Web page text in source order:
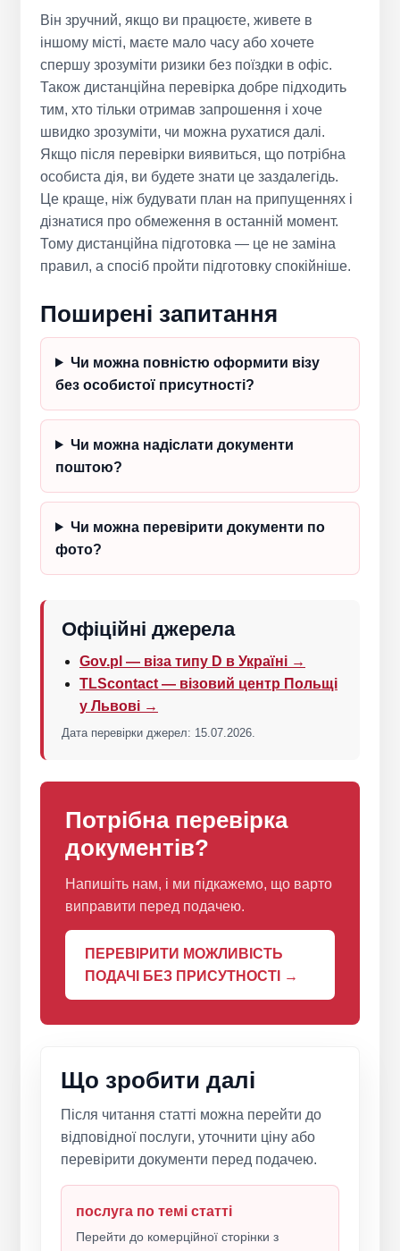
Він зручний, якщо ви працюєте, живете в
іншому місті, маєте мало часу або хочете
спершу зрозуміти ризики без поїздки в офіс.
Також дистанційна перевірка добре підходить
тим, хто тільки отримав запрошення і хоче
швидко зрозуміти, чи можна рухатися далі.
Якщо після перевірки виявиться, що потрібна
особиста дія, ви будете знати це заздалегідь.
Це краще, ніж будувати план на припущеннях і
дізнатися про обмеження в останній момент.
Тому дистанційна підготовка — це не заміна
правил, а спосіб пройти підготовку спокійніше.
Поширені запитання
Чи можна повністю оформити візу
без особистої присутності?
Чи можна надіслати документи
поштою?
Чи можна перевірити документи по
фото?
Офіційні джерела
Gov.pl — віза типу D в Україні →
TLScontact — візовий центр Польщі
у Львові →
Дата перевірки джерел: 15.07.2026.
Потрібна перевірка
документів?
Напишіть нам, і ми підкажемо, що варто
виправити перед подачею.
ПЕРЕВІРИТИ МОЖЛИВІСТЬ
ПОДАЧІ БЕЗ ПРИСУТНОСТІ →
Що зробити далі
Після читання статті можна перейти до
відповідної послуги, уточнити ціну або
перевірити документи перед подачею.
послуга по темі статті
Перейти до комерційної сторінки з